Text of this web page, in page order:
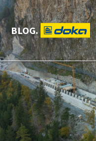
BLOG.